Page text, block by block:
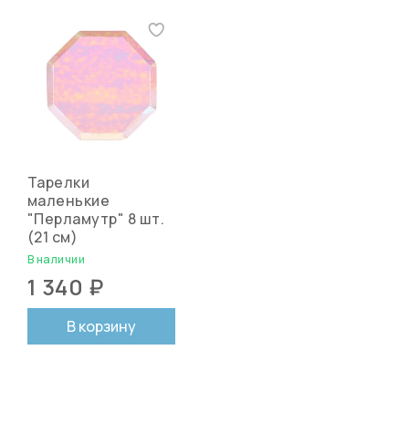
Тарелки
маленькие
"Перламутр" 8 шт.
(21 см)
В наличии
1 340 ₽
В корзину